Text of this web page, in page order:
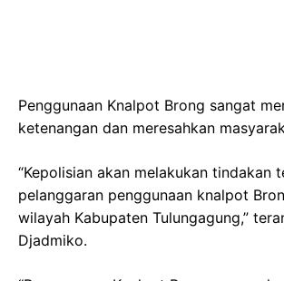
Penggunaan Knalpot Brong sangat
ketenangan dan meresahkan
“Kepolisian akan melakukan tindakan
pelanggaran penggunaan knalpot
wilayah Kabupaten Tulungagung,”
Djadmiko.